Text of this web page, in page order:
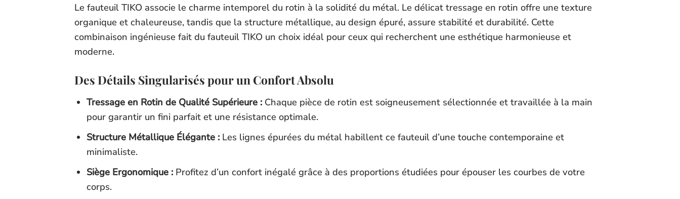
Le fauteuil TIKO associe le charme intemporel du rotin à la solidité du métal. Le délicat tressage en rotin offre une texture
organique et chaleureuse, tandis que la structure métallique, au design épuré, assure stabilité et durabilité. Cette
combinaison ingénieuse fait du fauteuil TIKO un choix idéal pour ceux qui recherchent une esthétique harmonieuse et
moderne.
Des Détails Singularisés pour un Confort Absolu
Tressage en Rotin de Qualité Supérieure :Chaque pièce de rotin est soigneusement sélectionnée et travaillée à la main
pour garantir un fini parfait et une résistance optimale.
Structure Métallique Élégante :Les lignes épurées du métal habillent ce fauteuil d’une touche contemporaine et
minimaliste.
Siège Ergonomique :Profitez d’un confort inégalé grâce à des proportions étudiées pour épouser les courbes de votre
corps.